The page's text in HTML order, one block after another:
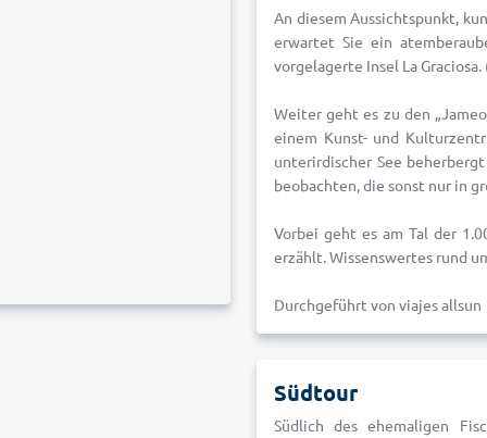
An diesem Aussichtspunkt,
erwartet Sie ein
vorgelagerte Insel La Graciosa.
Weiter geht es zu den
einem Kunst- und
unterirdischer See
beobachten, die sonst nur in
Vorbei geht es am Tal der
erzählt. Wissenswertes rund
Durchgeführt von viajes allsun
Südtour
Südlich des ehemaligen